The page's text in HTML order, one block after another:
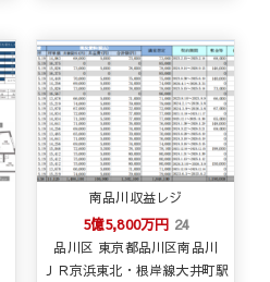
南品川収益レジ
5億5,800万円 24
品川区 東京都品川区南品川
ＪＲ京浜東北・根岸線大井町駅